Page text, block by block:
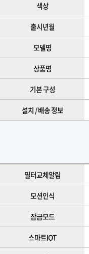
색상
출시년월
모델명
상품명
기본 구성
설치 / 배송 정보
필터교체알림
모션인식
잠금모드
스마트IOT